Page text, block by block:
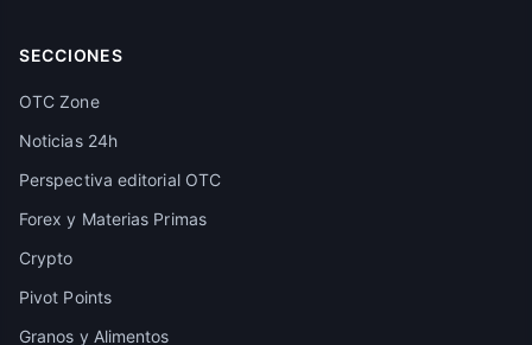
SECCIONES
OTC Zone
Noticias 24h
Perspectiva editorial OTC
Forex y Materias Primas
Crypto
Pivot Points
Granos y Alimentos